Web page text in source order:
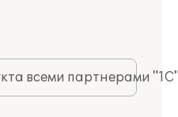
всеми партнерами